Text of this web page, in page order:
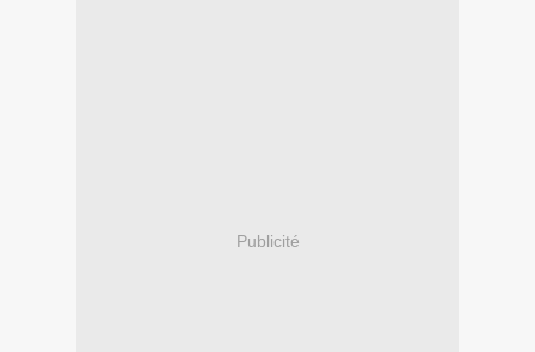
Publicité